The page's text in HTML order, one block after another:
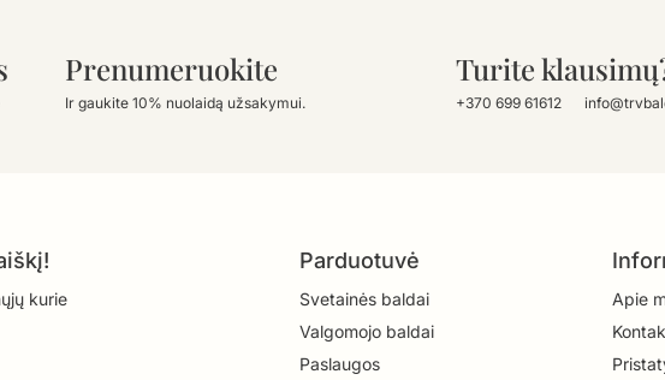
Prenumeruokite
Ir gaukite 10% nuolaidą užsakymui.
Turite
+370 699 61612
kurie
Parduotuvė
Svetainės baldai
Valgomojo baldai
Paslaugos
Apie